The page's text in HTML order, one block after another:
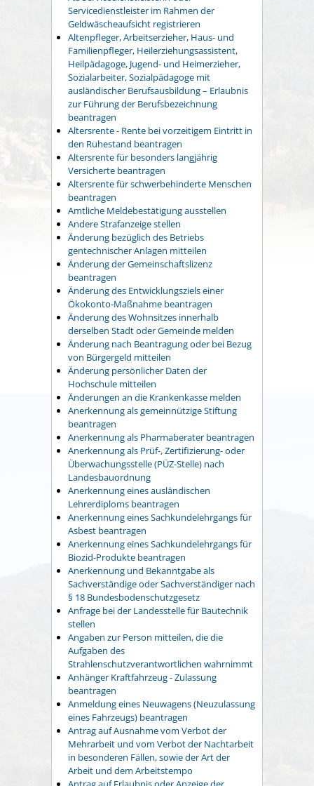
Servicedienstleister im Rahmen der
Geldwäscheaufsicht registrieren
Altenpfleger, Arbeitserzieher, Haus- und
Familienpfleger, Heilerziehungsassistent,
Heilpädagoge, Jugend- und Heimerzieher,
Sozialarbeiter, Sozialpädagoge mit
ausländischer Berufsausbildung – Erlaubnis
zur Führung der Berufsbezeichnung
beantragen
Altersrente - Rente bei vorzeitigem Eintritt in
den Ruhestand beantragen
Altersrente für besonders langjährig
Versicherte beantragen
Altersrente für schwerbehinderte Menschen
beantragen
Amtliche Meldebestätigung ausstellen
Andere Strafanzeige stellen
Änderung bezüglich des Betriebs
gentechnischer Anlagen mitteilen
Änderung der Gemeinschaftslizenz
beantragen
Änderung des Entwicklungsziels einer
Ökokonto-Maßnahme beantragen
Änderung des Wohnsitzes innerhalb
derselben Stadt oder Gemeinde melden
Änderung nach Beantragung oder bei Bezug
von Bürgergeld mitteilen
Änderung persönlicher Daten der
Hochschule mitteilen
Änderungen an die Krankenkasse melden
Anerkennung als gemeinnützige Stiftung
beantragen
Anerkennung als Pharmaberater beantragen
Anerkennung als Prüf-, Zertifizierung- oder
Überwachungsstelle (PÜZ-Stelle) nach
Landesbauordnung
Anerkennung eines ausländischen
Lehrerdiploms beantragen
Anerkennung eines Sachkundelehrgangs für
Asbest beantragen
Anerkennung eines Sachkundelehrgangs für
Biozid-Produkte beantragen
Anerkennung und Bekanntgabe als
Sachverständige oder Sachverständiger nach
§ 18 Bundesbodenschutzgesetz
Anfrage bei der Landesstelle für Bautechnik
stellen
Angaben zur Person mitteilen, die die
Aufgaben des
Strahlenschutzverantwortlichen wahrnimmt
Anhänger Kraftfahrzeug - Zulassung
beantragen
Anmeldung eines Neuwagens (Neuzulassung
eines Fahrzeugs) beantragen
Antrag auf Ausnahme vom Verbot der
Mehrarbeit und vom Verbot der Nachtarbeit
in besonderen Fällen, sowie der Art der
Arbeit und dem Arbeitstempo